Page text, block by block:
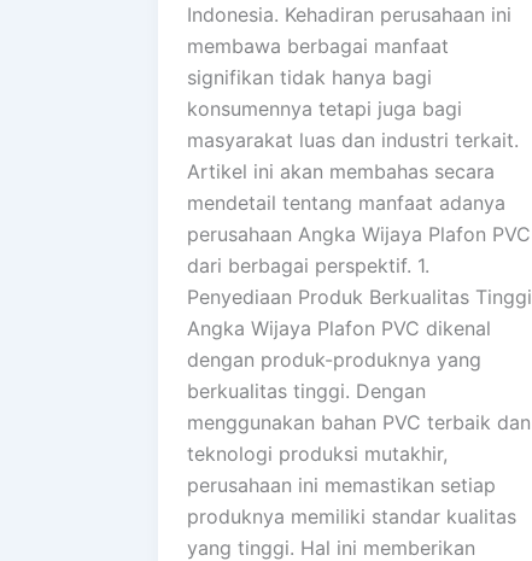
Indonesia. Kehadiran perusahaan ini
membawa berbagai manfaat
signifikan tidak hanya bagi
konsumennya tetapi juga bagi
masyarakat luas dan industri terkait.
Artikel ini akan membahas secara
mendetail tentang manfaat adanya
perusahaan Angka Wijaya Plafon PVC
dari berbagai perspektif. 1.
Penyediaan Produk Berkualitas Tinggi
Angka Wijaya Plafon PVC dikenal
dengan produk-produknya yang
berkualitas tinggi. Dengan
menggunakan bahan PVC terbaik dan
teknologi produksi mutakhir,
perusahaan ini memastikan setiap
produknya memiliki standar kualitas
yang tinggi. Hal ini memberikan